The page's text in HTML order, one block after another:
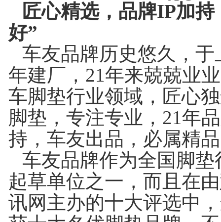
匠心精选，品牌IP加
好”
车友品牌历史悠久，于
年建厂，21年来兢兢业
车脚垫行业领域，匠心
脚垫，专注专业，21年
持，车友出品，必属精
车友品牌作为全国脚垫
起草单位之一，而且在
讯网主办的十大评选中